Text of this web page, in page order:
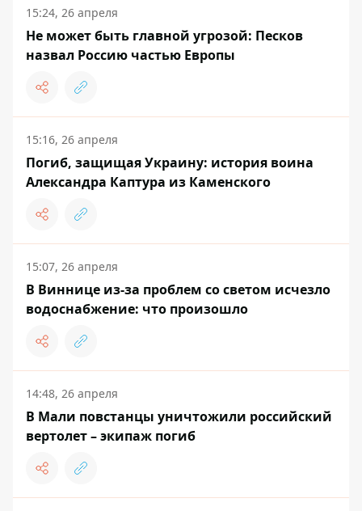
15:24, 26 апреля
Не может быть главной угрозой: Песков
назвал Россию частью Европы
15:16, 26 апреля
Погиб, защищая Украину: история воина
Александра Каптура из Каменского
15:07, 26 апреля
В Виннице из-за проблем со светом исчезло
водоснабжение: что произошло
14:48, 26 апреля
В Мали повстанцы уничтожили российский
вертолет – экипаж погиб